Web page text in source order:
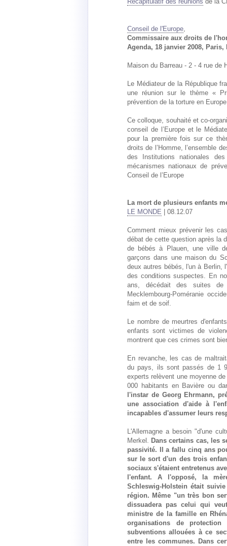
Conseil de l'Europe,
Commissaire aux droits de
Agenda, 18 janvier 2008, Paris,
Maison du Barreau - 2 - 4 rue de
Le Médiateur de la République
une réunion sur le thème «
prévention de la torture en
Ce colloque, souhaité et co-
conseil de l’Europe et le
pour la première fois sur ce
droits de l’Homme, l’ensemble
des Institutions nationales
mécanismes nationaux de
Conseil de l’Europe
La mort de plusieurs enfants
LE MONDE | 08.12.07
Comment mieux prévenir les
débat de cette question après la
de bébés à Plauen, une ville
garçons dans une maison du
deux autres bébés, l'un à Berlin,
des conditions suspectes. En
ans, décédait des suites de
Mecklembourg-Poméranie
faim et de soif.
Le nombre de meurtres
enfants sont victimes de
montrent que ces crimes sont
En revanche, les cas de
du pays, ils sont passés de 1
experts relèvent une moyenne
000 habitants en Bavière ou
l'instar de Georg Ehrmann,
une association d'aide à
incapables d'assumer leurs
L'Allemagne a besoin "d'une
Merkel. Dans certains cas, les
passivité. Il a fallu cinq ans
sur le sort d'un des trois
sociaux s'étaient entretenus
l'enfant. A l'opposé, la
Schleswig-Holstein était
région. Même "un très bon
dissuadera pas celui qui
ministre de la famille en
organisations de
subventions allouées à ce
entre les communes. Dans